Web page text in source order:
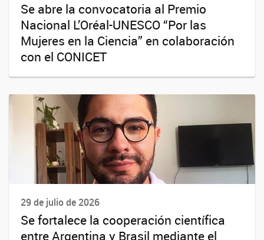
Se abre la convocatoria al Premio
Nacional L’Oréal-UNESCO “Por las
Mujeres en la Ciencia” en colaboración
con el CONICET
29 de julio de 2026
Se fortalece la cooperación científica
entre Argentina y Brasil mediante el